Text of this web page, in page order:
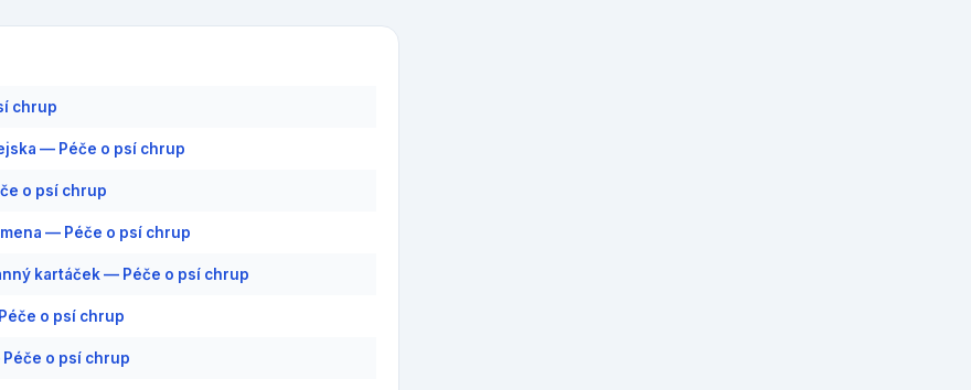
chrup
— Péče o psí chrup
o psí chrup
— Péče o psí chrup
kartáček — Péče o psí chrup
o psí chrup
o psí chrup